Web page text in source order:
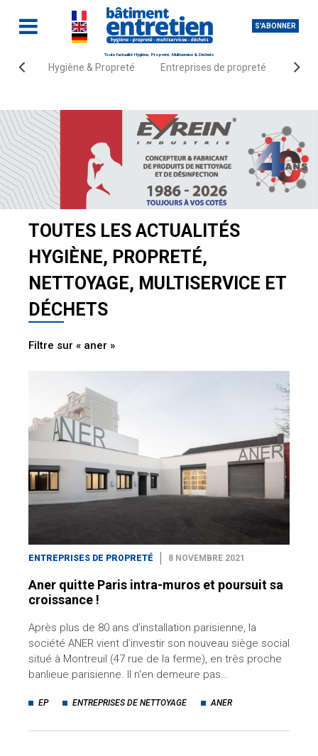
S'ABONNER
Toute l'actualité Hygiène, Propreté, Multiservice & Déchets
Hygiène & Propreté Entreprises de propreté
Accueil Actualités
TOUTES LES ACTUALITÉS
HYGIÈNE, PROPRETÉ,
NETTOYAGE, MULTISERVICE ET
DÉCHETS
Filtre sur « aner »
ENTREPRISES DE PROPRETÉ 8 NOVEMBRE 2021
Aner quitte Paris intra-muros et poursuit sa
croissance !
Après plus de 80 ans d’installation parisienne, la
société ANER vient d’investir son nouveau siège social
situé à Montreuil (47 rue de la ferme), en très proche
banlieue parisienne. Il n'en demeure pas…
EP ENTREPRISES DE NETTOYAGE ANER